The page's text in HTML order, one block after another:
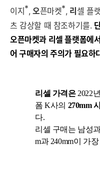
이지 *,오픈마켓*, 리 셀 플
츠 감상할 때 참조하기를.
오픈마켓과 리셀 플랫폼에
어 구매자의 주의가 필요하
리셀 가격은2022
폼 K사의 270mm
다.
리셀 구매는 남성
m과 240mm이 가장